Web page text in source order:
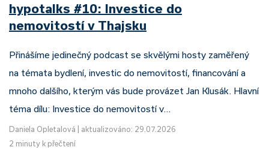
hypotalks #10: Investice do
nemovitostí v Thajsku
Přinášíme jedinečný podcast se skvělými hosty zaměřený
na témata bydlení, investic do nemovitostí, financování a
mnoho dalšího, kterým vás bude provázet Jan Klusák. Hlavní
téma dílu: Investice do nemovitostí v…
Daniela Opletalová
aktualizováno: 29.07.2026
2 minuty k přečtení